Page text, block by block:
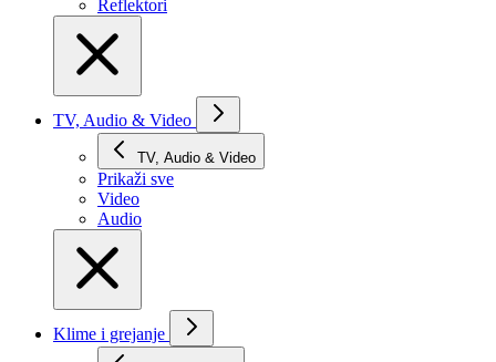
Reflektori
TV, Audio & Video
TV, Audio & Video
Prikaži svе
Video
Audio
Klime i grejanje